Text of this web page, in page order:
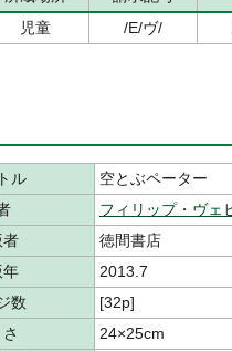
児童 /E/ヴ/
ル
空とぶペーター
フィリップ・ヴェ
者
徳間書店
年
2013.7
数
[32p]
24×25cm